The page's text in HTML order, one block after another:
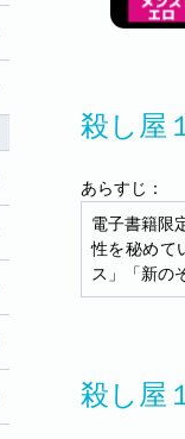
殺し屋
あらすじ：
電子書籍限
性を秘めて
ス」「新の
殺し屋